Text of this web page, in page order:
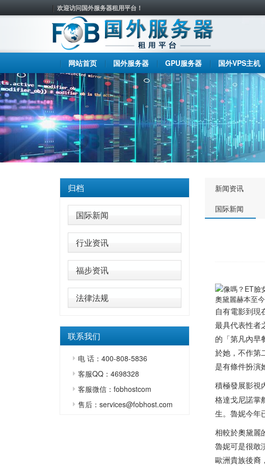
欢迎访问国外服务器租用平台！
网站首页 国外服务器 GPU服务器 国外VPS主机
归档
国际新闻
行业资讯
福步资讯
法律法规
联系我们
电 话：400-808-5836
客服QQ：4698328
客服微信：fobhostcom
售后：services@fobhost.com
新闻资讯
国际新闻
奧黛麗赫本至
自有電影到現
最具代表性者
的「第凡內早
於她，不作第
是有條件扮演
積極發展影視
格達戈尼諾掌
生。魯妮今年
相較於奧黛麗
魯妮可是很敢
歐洲貴族後裔